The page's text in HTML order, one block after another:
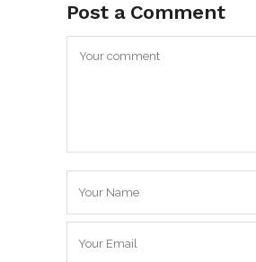
Post a Comment